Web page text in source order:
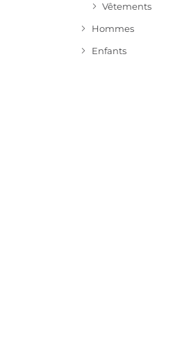
Vêtements
Hommes
Enfants